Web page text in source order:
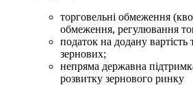
торговельні обмеження
обмеження, регулювання
податок на додану
зернових;
непряма державна
розвитку зернового ринку